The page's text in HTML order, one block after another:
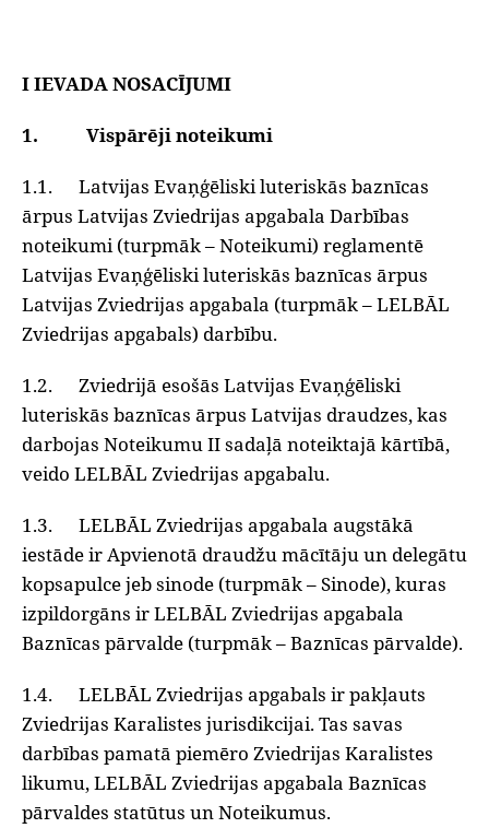
I IEVADA NOSACĪJUMI
1. Vispārēji noteikumi
1.1. Latvijas Evaņģēliski luteriskās baznīcas
ārpus Latvijas Zviedrijas apgabala Darbības
noteikumi (turpmāk – Noteikumi) reglamentē
Latvijas Evaņģēliski luteriskās baznīcas ārpus
Latvijas Zviedrijas apgabala (turpmāk – LELBĀL
Zviedrijas apgabals) darbību.
1.2. Zviedrijā esošās Latvijas Evaņģēliski
luteriskās baznīcas ārpus Latvijas draudzes, kas
darbojas Noteikumu II sadaļā noteiktajā kārtībā,
veido LELBĀL Zviedrijas apgabalu.
1.3. LELBĀL Zviedrijas apgabala augstākā
iestāde ir Apvienotā draudžu mācītāju un delegātu
kopsapulce jeb sinode (turpmāk – Sinode), kuras
izpildorgāns ir LELBĀL Zviedrijas apgabala
Baznīcas pārvalde (turpmāk – Baznīcas pārvalde).
1.4. LELBĀL Zviedrijas apgabals ir pakļauts
Zviedrijas Karalistes jurisdikcijai. Tas savas
darbības pamatā piemēro Zviedrijas Karalistes
likumu, LELBĀL Zviedrijas apgabala Baznīcas
pārvaldes statūtus un Noteikumus.